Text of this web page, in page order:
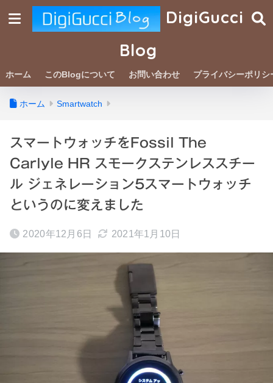
DigiGucci
Blog
ホーム このBlogについて お問い合わせ プライバシーポリシ
ホーム Smartwatch
スマートウォッチをFossil The
Carlyle HR スモークステンレススチー
ル ジェネレーション5スマートウォッチ
というのに変えました
2020年12月6日 2021年1月10日